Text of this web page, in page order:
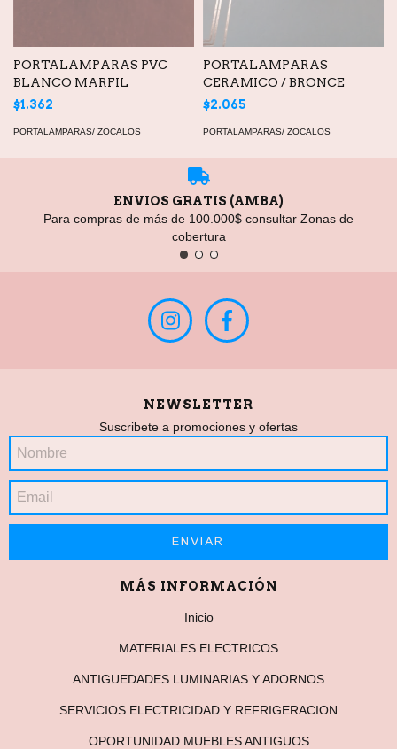
PORTALAMPARAS PVC
BLANCO MARFIL
$1.362
PORTALAMPARAS/ ZOCALOS
PORTALAMPARAS
CERAMICO / BRONCE
$2.065
PORTALAMPARAS/ ZOCALOS
ENVIOS GRATIS (AMBA)
Para compras de más de 100.000$ consultar Zonas de
cobertura
NEWSLETTER
Suscribete a promociones y ofertas
MÁS INFORMACIÓN
Inicio
MATERIALES ELECTRICOS
ANTIGUEDADES LUMINARIAS Y ADORNOS
SERVICIOS ELECTRICIDAD Y REFRIGERACION
OPORTUNIDAD MUEBLES ANTIGUOS